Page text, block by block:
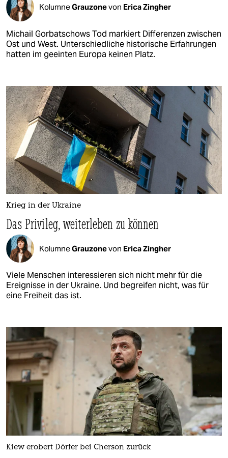
KolumneGrauzonevon Erica Zingher
Michail Gorbatschows Tod markiert Diffe­renzen zwischen
Ost und West. Unterschiedliche historische Erfahrungen
hatten im geeinten Europa keinen Platz.
Krieg in der Ukraine
Das Privileg, weiterleben zu können
KolumneGrauzonevon Erica Zingher
Viele Menschen interessieren sich nicht mehr für die
Ereignisse in der Ukraine. Und begreifen nicht, was für
eine Freiheit das ist.
Kiew erobert Dörfer bei Cherson zurück